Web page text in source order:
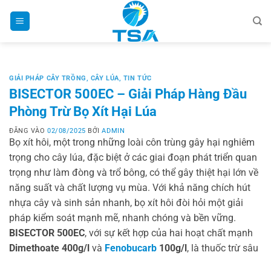
GIẢI PHÁP CÂY TRỒNG, CÂY LÚA, TIN TỨC
BISECTOR 500EC – Giải Pháp Hàng Đầu
Phòng Trừ Bọ Xít Hại Lúa
ĐĂNG VÀO02/08/2025 BỞIADMIN
Bọ xít hôi, một trong những loài côn trùng gây hại nghiêm
trọng cho cây lúa, đặc biệt ở các giai đoạn phát triển quan
trọng như làm đòng và trổ bông, có thể gây thiệt hại lớn về
năng suất và chất lượng vụ mùa. Với khả năng chích hút
nhựa cây và sinh sản nhanh, bọ xít hôi đòi hỏi một giải
pháp kiểm soát mạnh mẽ, nhanh chóng và bền vững.
BISECTOR 500EC, với sự kết hợp của hai hoạt chất mạnh
Dimethoate 400g/l và Fenobucarb 100g/l, là thuốc trừ sâu